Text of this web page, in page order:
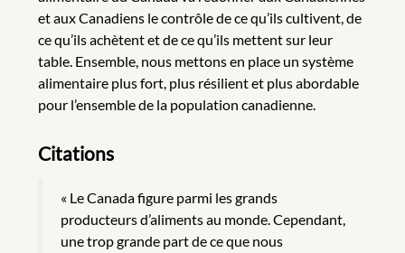
et aux Canadiens le contrôle de ce qu’ils cultivent, de
ce qu’ils achètent et de ce qu’ils mettent sur leur
table. Ensemble, nous mettons en place un système
alimentaire plus fort, plus résilient et plus abordable
pour l’ensemble de la population canadienne.
Citations
« Le Canada figure parmi les grands
producteurs d’aliments au monde. Cependant,
une trop grande part de ce que nous